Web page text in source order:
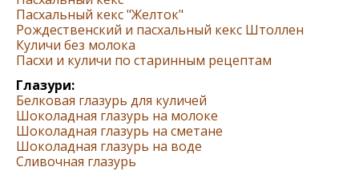
Пасхальный кекс "Желток"
Рождественский и пасхальный кекс Штоллен
Куличи без молока
Пасхи и куличи по старинным рецептам
Глазури:
Белковая глазурь для куличей
Шоколадная глазурь на молоке
Шоколадная глазурь на сметане
Шоколадная глазурь на воде
Сливочная глазурь